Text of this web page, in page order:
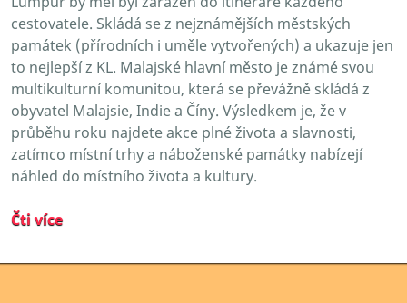
cestovatele. Skládá se z nejznámějších městských
památek (přírodních i uměle vytvořených) a ukazuje jen
to nejlepší z KL. Malajské hlavní město je známé svou
multikulturní komunitou, která se převážně skládá z
obyvatel Malajsie, Indie a Číny. Výsledkem je, že v
průběhu roku najdete akce plné života a slavnosti,
zatímco místní trhy a náboženské památky nabízejí
náhled do místního života a kultury.
Čti více